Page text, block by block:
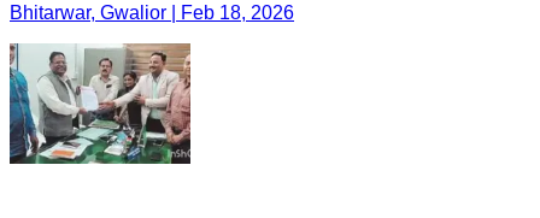
Bhitarwar, Gwalior | Feb 18, 2026